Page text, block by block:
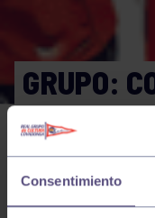
Consentimiento
GRUPO:
MANOS
JURÍDICO
ÚLTIMAS